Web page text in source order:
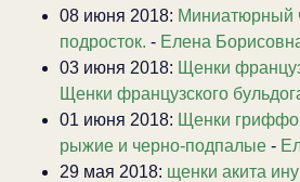
08 июня 2018: Миниатюрный
подросток. - Елена
03 июня 2018: Щенки
Щенки французского
01 июня 2018: Щенки
рыжие и черно-подпалые -
29 мая 2018: щенки акита ину